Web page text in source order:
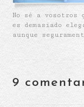
No sé a vosotros
es demasiado
aunque
9